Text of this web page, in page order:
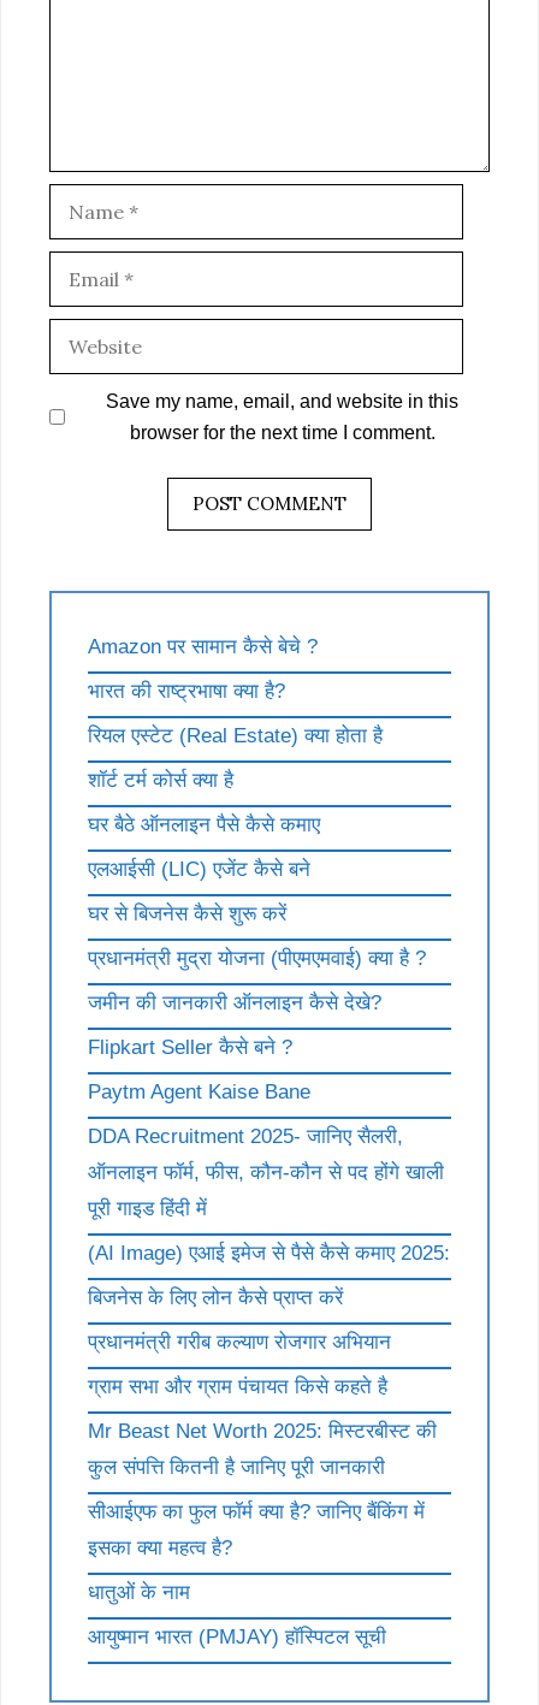
Save my name, email, and website in this
browser for the next time I comment.
Amazon पर सामान कैसे बेचे ?
भारत की राष्ट्रभाषा क्या है?
रियल एस्टेट (Real Estate) क्या होता है
शॉर्ट टर्म कोर्स क्या है
घर बैठे ऑनलाइन पैसे कैसे कमाए
एलआईसी (LIC) एजेंट कैसे बने
घर से बिजनेस कैसे शुरू करें
प्रधानमंत्री मुद्रा योजना (पीएमएमवाई) क्या है ?
जमीन की जानकारी ऑनलाइन कैसे देखे?
Flipkart Seller कैसे बने ?
Paytm Agent Kaise Bane
DDA Recruitment 2025- जानिए सैलरी,
ऑनलाइन फॉर्म, फीस, कौन-कौन से पद होंगे खाली
पूरी गाइड हिंदी में
(AI Image) एआई इमेज से पैसे कैसे कमाए 2025:
बिजनेस के लिए लोन कैसे प्राप्त करें
प्रधानमंत्री गरीब कल्याण रोजगार अभियान
ग्राम सभा और ग्राम पंचायत किसे कहते है
Mr Beast Net Worth 2025: मिस्टरबीस्ट की
कुल संपत्ति कितनी है जानिए पूरी जानकारी
सीआईएफ का फुल फॉर्म क्या है? जानिए बैंकिंग में
इसका क्या महत्व है?
धातुओं के नाम
आयुष्मान भारत (PMJAY) हॉस्पिटल सूची